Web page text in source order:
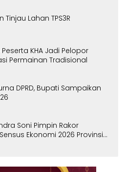
Lahan TPS3R
KHA Jadi Pelopor
Permainan Tradisional
DPRD, Bupati Sampaikan
Soni Pimpin Rakor
Ekonomi 2026 Provinsi